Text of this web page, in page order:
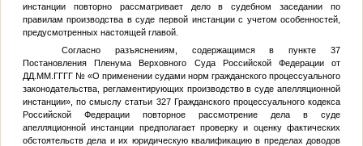
инстанции повторно рассматривает дело в судебном заседании по
правилам производства в суде первой инстанции с учетом особенностей,
предусмотренных настоящей главой.
Согласно разъяснениям, содержащимся в пункте 37
Постановления Пленума Верховного Суда Российской Федерации от
ДД.ММ.ГГГГ № «О применении судами норм гражданского процессуального
законодательства, регламентирующих производство в суде апелляционной
инстанции», по смыслу статьи 327 Гражданского процессуального кодекса
Российской Федерации повторное рассмотрение дела в суде
апелляционной инстанции предполагает проверку и оценку фактических
обстоятельств дела и их юридическую квалификацию в пределах доводов